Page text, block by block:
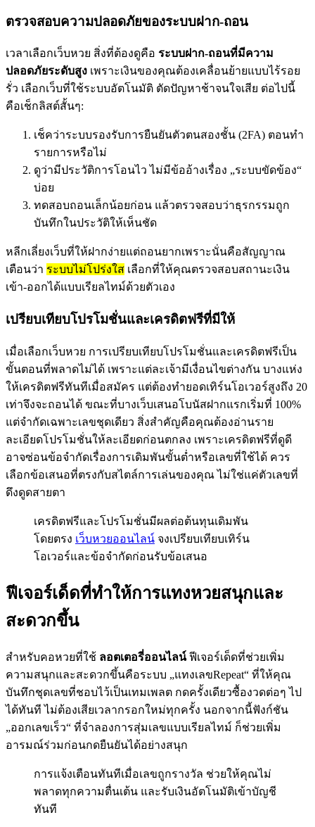
ตรวจสอบความปลอดภัยของระบบฝาก-ถอน
เวลาเลือกเว็บหวย สิ่งที่ต้องดูคือ ระบบฝาก-ถอนที่มีความ
ปลอดภัยระดับสูง เพราะเงินของคุณต้องเคลื่อนย้ายแบบไร้รอย
รั่ว เลือกเว็บที่ใช้ระบบอัตโนมัติ ตัดปัญหาช้าจนใจเสีย ต่อไปนี้
คือเช็กลิสต์สั้นๆ:
เช็คว่าระบบรองรับการยืนยันตัวตนสองชั้น (2FA) ตอนทำ
รายการหรือไม่
ดูว่ามีประวัติการโอนไว ไม่มีข้ออ้างเรื่อง „ระบบขัดข้อง“
บ่อย
ทดสอบถอนเล็กน้อยก่อน แล้วตรวจสอบว่าธุรกรรมถูก
บันทึกในประวัติให้เห็นชัด
หลีกเลี่ยงเว็บที่ให้ฝากง่ายแต่ถอนยากเพราะนั่นคือสัญญาณ
เตือนว่า ระบบไม่โปร่งใส เลือกที่ให้คุณตรวจสอบสถานะเงิน
เข้า-ออกได้แบบเรียลไทม์ด้วยตัวเอง
เปรียบเทียบโปรโมชั่นและเครดิตฟรีที่มีให้
เมื่อเลือกเว็บหวย การเปรียบเทียบโปรโมชั่นและเครดิตฟรีเป็น
ขั้นตอนที่พลาดไม่ได้ เพราะแต่ละเจ้ามีเงื่อนไขต่างกัน บางแห่ง
ให้เครดิตฟรีทันทีเมื่อสมัคร แต่ต้องทำยอดเทิร์นโอเวอร์สูงถึง 20
เท่าจึงจะถอนได้ ขณะที่บางเว็บเสนอโบนัสฝากแรกเริ่มที่ 100%
แต่จำกัดเฉพาะเลขชุดเดียว สิ่งสำคัญคือคุณต้องอ่านราย
ละเอียดโปรโมชั่นให้ละเอียดก่อนตกลง เพราะเครดิตฟรีที่ดูดี
อาจซ่อนข้อจำกัดเรื่องการเดิมพันขั้นต่ำหรือเลขที่ใช้ได้ ควร
เลือกข้อเสนอที่ตรงกับสไตล์การเล่นของคุณ ไม่ใช่แค่ตัวเลขที่
ดึงดูดสายตา
เครดิตฟรีและโปรโมชั่นมีผลต่อต้นทุนเดิมพัน
โดยตรง เว็บหวยออนไลน์ จงเปรียบเทียบเทิร์น
โอเวอร์และข้อจำกัดก่อนรับข้อเสนอ
ฟีเจอร์เด็ดที่ทำให้การแทงหวยสนุกและ
สะดวกขึ้น
สำหรับคอหวยที่ใช้ ลอตเตอรี่ออนไลน์ฟีเจอร์เด็ดที่ช่วยเพิ่ม
ความสนุกและสะดวกขึ้นคือระบบ „แทงเลขRepeat“ ที่ให้คุณ
บันทึกชุดเลขที่ชอบไว้เป็นเทมเพลต กดครั้งเดียวซื้องวดต่อๆ ไป
ได้ทันที ไม่ต้องเสียเวลากรอกใหม่ทุกครั้ง นอกจากนี้ฟังก์ชัน
„ออกเลขเร็ว“ ที่จำลองการสุ่มเลขแบบเรียลไทม์ ก็ช่วยเพิ่ม
อารมณ์ร่วมก่อนกดยืนยันได้อย่างสนุก
การแจ้งเตือนทันทีเมื่อเลขถูกรางวัล ช่วยให้คุณไม่
พลาดทุกความตื่นเต้น และรับเงินอัตโนมัติเข้าบัญชี
ทันที